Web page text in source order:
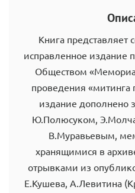
Книга представляет
исправленное издание
Обществом
проведения «митинга
издание дополнено
Ю.Полюсуком,
В.Муравьевым,
хранящимися в
отрывками из
Е.Кушева, А.Левитина